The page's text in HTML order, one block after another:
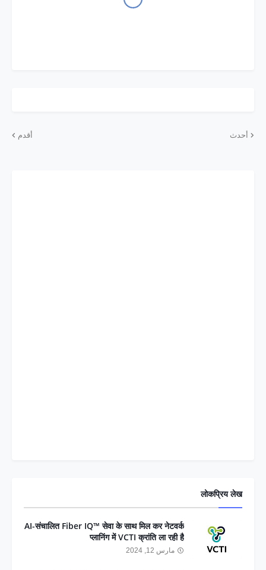
أحدث أقدم
लोकप्रिय लेख
AI-संचालित Fiber IQ™ सेवा के साथ मिल कर नेटवर्क
प्लानिंग में VCTI क्रांति ला रही है
مارس 12, 2024